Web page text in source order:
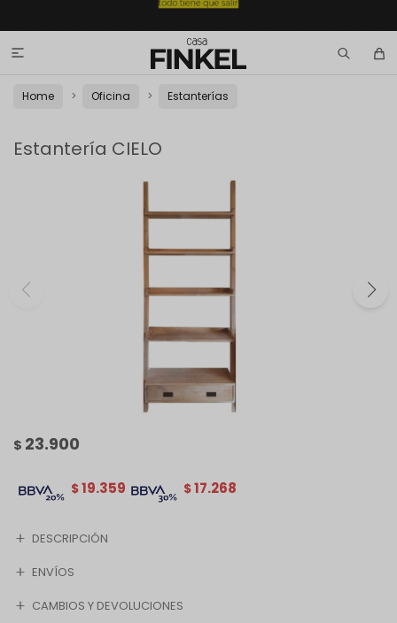

Home Oficina Estanterías
Estantería CIELO
$ 23.900
$17.268
$19.359
DESCRIPCIÓN
ENVÍOS
CAMBIOS Y DEVOLUCIONES